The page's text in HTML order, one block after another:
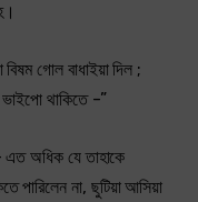
গোল বাধাইয়া দিল ;
থাকিতে -”
এত অধিক যে তাহাকে
পারিলেন না, ছুটিয়া আসিয়া